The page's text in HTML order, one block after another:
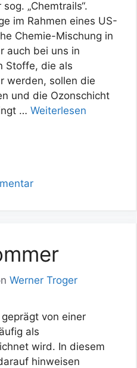
„Chemtrails“.
im Rahmen eines US-
Chemie-Mischung in
auch bei uns in
Stoffe, die als
werden, sollen die
und die Ozonschicht
… Weiterlesen
Werner Troger
von einer
als
wird. In diesem
hinweisen